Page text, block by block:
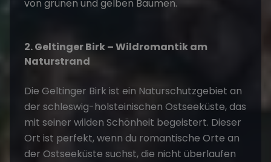
2. Geltinger Birk – Wildromantik am
Naturstrand
Die Geltinger Birk ist ein Naturschutzgebiet an
der schleswig-holsteinischen Ostseeküste, das
mit seiner wilden Schönheit begeistert. Dieser
Ort ist perfekt, wenn du romantische Orte an
der Ostseeküste suchst, die nicht überlaufen